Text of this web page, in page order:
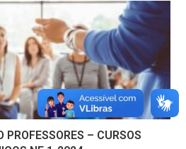
PROFESSORES – CURSOS